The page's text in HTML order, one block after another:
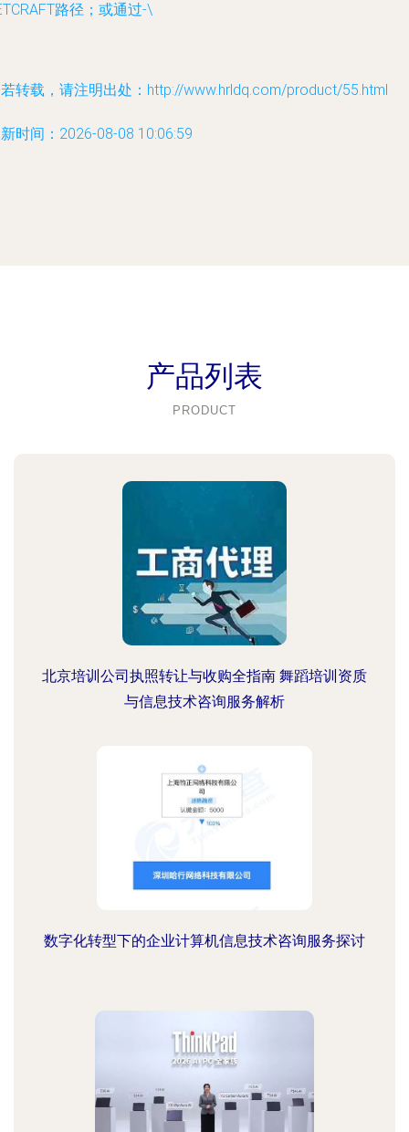
路径；或通过-\
转载，请注明出处：http://www.hrldq.com/product/55.html
时间：2026-08-08 10:06:59
产品列表
PRODUCT
北京培训公司执照转让与收购全指南 舞蹈培训资质
与信息技术咨询服务解析
数字化转型下的企业计算机信息技术咨询服务探讨